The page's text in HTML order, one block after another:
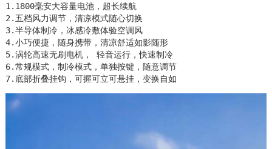
1.1800毫安大容量电池，超长续航
2.五档风力调节，清凉模式随心切换
3.半导体制冷，冰感冷敷体验空调风
4.小巧便捷，随身携带，清凉舒适如影随形
5.涡轮高速无刷电机， 轻音运行，快速制冷
6.常规模式，制冷模式，单独按键，随意调节
7.底部折叠挂钩，可握可立可悬挂，变换自如